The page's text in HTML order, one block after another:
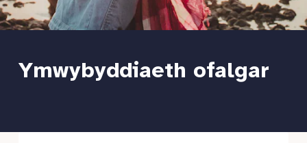
Ymwybyddiaeth ofalgar